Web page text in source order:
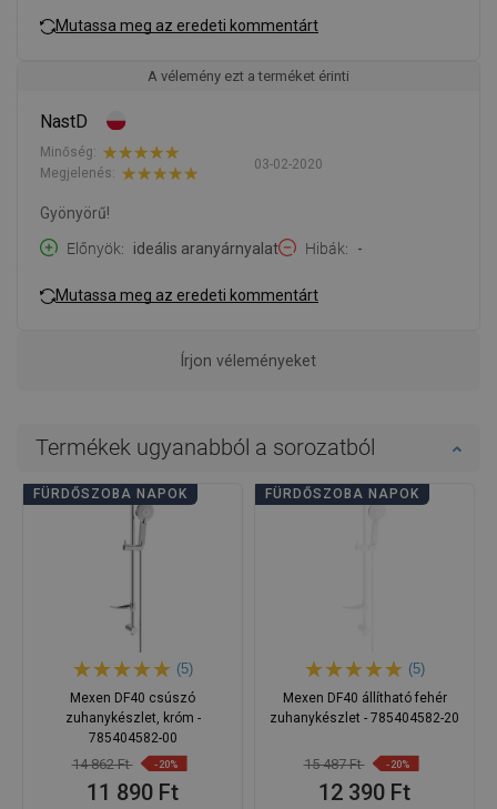
Mutassa meg az eredeti kommentárt
A vélemény ezt a terméket érinti
NastD
03-02-2020
Minőség:
Megjelenés:
Gyönyörű!
Előnyök
ideális aranyárnyalat Hibák -
Mutassa meg az eredeti kommentárt
Írjon véleményeket
Termékek ugyanabból a sorozatból
FÜRDŐSZOBA NAPOK
(5)
Mexen DF40 csúszó
zuhanykészlet, króm -
785404582-00
14 862 Ft -20%
11 890 Ft
FÜRDŐSZOBA NAPOK
(5)
Mexen DF40 állítható fehér
zuhanykészlet - 785404582-20
15 487 Ft -20%
12 390 Ft